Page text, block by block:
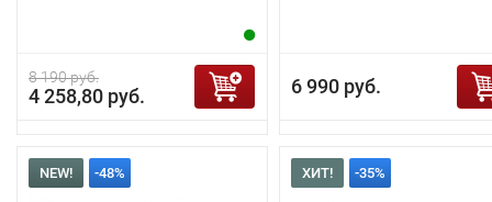
8 190 руб.
4 258,80 руб. 6 990 руб.
NEW! -48% ХИТ! -35%